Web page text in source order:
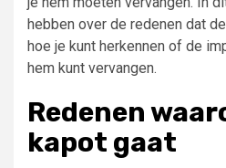
hebben over de redenen dat
hoe je kunt herkennen of de
hem kunt vervangen.
Redenen
kapot gaat